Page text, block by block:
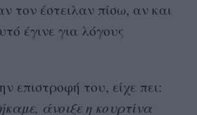
τον έστειλαν πίσω, αν και
έγινε για λόγους
επιστροφή του, είχε πει:
άνοιξε η κουρτίνα